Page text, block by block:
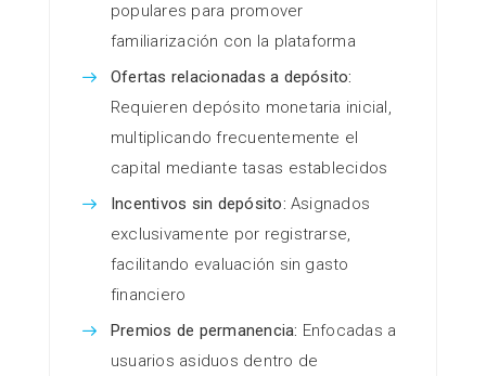
populares para promover
familiarización con la plataforma
Ofertas relacionadas a depósito:
Requieren depósito monetaria inicial,
multiplicando frecuentemente el
capital mediante tasas establecidos
Incentivos sin depósito: Asignados
exclusivamente por registrarse,
facilitando evaluación sin gasto
financiero
Premios de permanencia: Enfocadas a
usuarios asiduos dentro de